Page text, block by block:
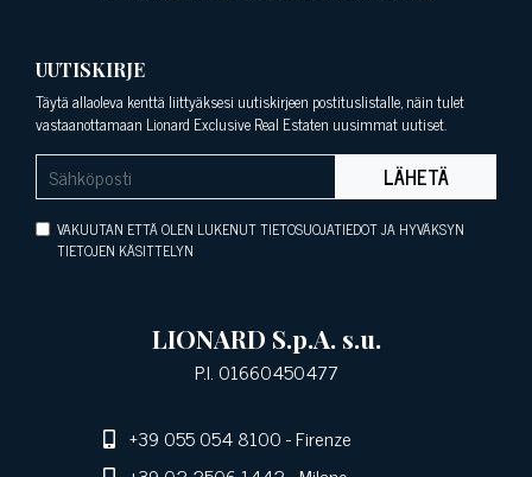
UUTISKIRJE
Täytä allaoleva kenttä liittyäksesi uutiskirjeen postituslistalle, näin tulet
vastaanottamaan Lionard Exclusive Real Estaten uusimmat uutiset.
LÄHETÄ
VAKUUTAN ETTÄ OLEN LUKENUT TIETOSUOJATIEDOT JA HYVÄKSYN
TIETOJEN KÄSITTELYN
LIONARD S.p.A. s.u.
P.I. 01660450477
+39 055 054 8100- Firenze